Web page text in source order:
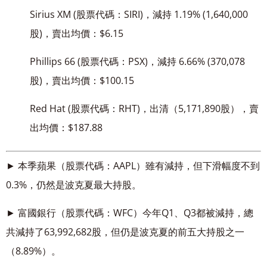
Sirius XM (股票代碼：SIRI)，減持 1.19% (1,640,000
股)，賣出均價：$6.15
Phillips 66 (股票代碼：PSX)，減持 6.66% (370,078
股)，賣出均價：$100.15
Red Hat (股票代碼：RHT)，出清（5,171,890股），賣
出均價：$187.88
► 本季蘋果（股票代碼：AAPL）雖有減持，但下滑幅度不到
0.3%，仍然是波克夏最大持股。
► 富國銀行（股票代碼：WFC）今年Q1、Q3都被減持，總
共減持了63,992,682股，但仍是波克夏的前五大持股之一
（8.89%）。